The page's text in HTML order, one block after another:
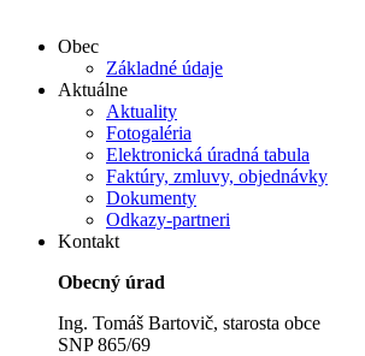
Obec
Základné údaje
Aktuálne
Aktuality
Fotogaléria
Elektronická úradná tabula
Faktúry, zmluvy, objednávky
Dokumenty
Odkazy-partneri
Kontakt
Obecný úrad
Ing. Tomáš Bartovič, starosta obce
SNP 865/69